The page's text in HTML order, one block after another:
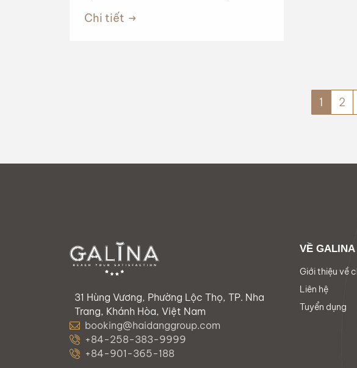
chắn là trải nghiệm đáng giá nhất
trong kỳ nghỉ của bạn. Để giúp bạn
Chi tiết
1 2
31 Hùng Vương, Phường Lộc Thọ, TP. Nha
Trang, Khánh Hòa, Việt Nam
booking@haidanggroup.com
+84-258-383-9999
+84-901-365-188
VỀ GALINA
Giới thiệu về
Liên hệ
Tuyển dụng